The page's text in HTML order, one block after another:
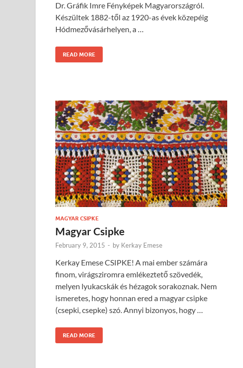
Dr. Gráfik Imre Fényképek Magyarországról.
Készültek 1882-től az 1920-as évek közepéig
Hódmezővásárhelyen, a …
READ MORE
MAGYAR CSIPKE
Magyar Csipke
February 9, 2015 - by Kerkay Emese
Kerkay Emese CSIPKE! A mai ember számára
finom, virágsziromra emlékeztető szövedék,
melyen lyukacskák és hézagok sorakoznak. Nem
ismeretes, hogy honnan ered a magyar csipke
(csepki, csepke) szó. Annyi bizonyos, hogy …
READ MORE